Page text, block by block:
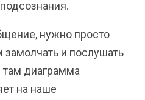
нужно просто
замолчать и послушать
там диаграмма
на наше